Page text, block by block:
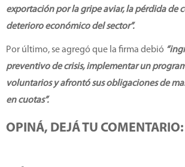
exportación por la gripe aviar, la pérdida de
deterioro económico del sector”.
Por último, se agregó que la firma debió
preventivo de crisis, implementar un
voluntarios y afrontó sus obligaciones de
en cuotas”.
OPINÁ, DEJÁ TU COMENTARIO: